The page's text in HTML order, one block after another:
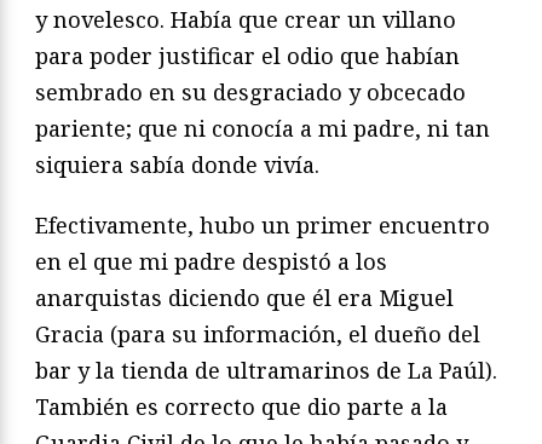
y novelesco. Había que crear un villano
para poder justificar el odio que habían
sembrado en su desgraciado y obcecado
pariente; que ni conocía a mi padre, ni tan
siquiera sabía donde vivía.
Efectivamente, hubo un primer encuentro
en el que mi padre despistó a los
anarquistas diciendo que él era Miguel
Gracia (para su información, el dueño del
bar y la tienda de ultramarinos de La Paúl).
También es correcto que dio parte a la